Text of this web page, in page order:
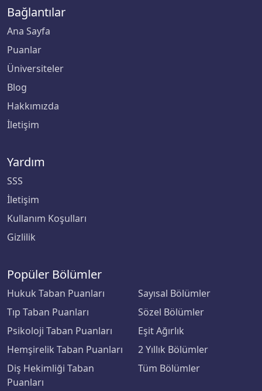
Burdur Mehmet Akif Ersoy Üniversitesi
Bursa Teknik Üniversitesi
Bursa Uludağ Üniversitesi
Çanakkale Onsekiz Mart Üniversitesi
Demiroğlu Bilim Üniversitesi
Doğu Akdeniz Üniversitesi
Dokuz Eylül Üniversitesi
Düzce Üniversitesi
Bağlantılar
Ana Sayfa
Puanlar
Üniversiteler
Blog
Hakkımızda
İletişim
Yardım
SSS
İletişim
Kullanım Koşulları
Gizlilik
Popüler Bölümler
Hukuk Taban Puanları
Tıp Taban Puanları
Psikoloji Taban Puanları
Hemşirelik Taban Puanları
Diş Hekimliği Taban
Puanları
Sayısal Bölümler
Sözel Bölümler
Eşit Ağırlık
2 Yıllık Bölümler
Tüm Bölümler